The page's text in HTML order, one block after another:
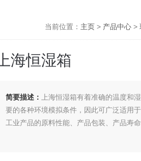
当前位置： 主页 > 产品中心>
上海恒湿箱
简要描述：
上海恒湿箱有着准确的温度和
要的各种环境模拟条件，因此可广泛适用
工业产品的原料性能、产品包装、产品寿命